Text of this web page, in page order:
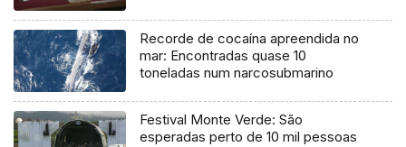
Recorde de cocaína apreendida no
mar: Encontradas quase 10
toneladas num narcosubmarino
Festival Monte Verde: São
esperadas perto de 10 mil pessoas